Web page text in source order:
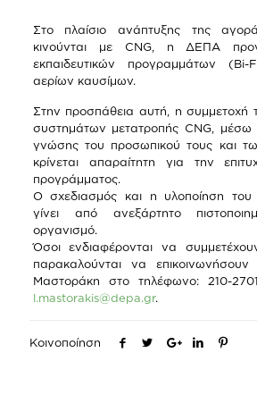
Στο πλαίσιο ανάπτυξης της
κινούνται με CNG, η ΔΕΠΑ
εκπαιδευτικών προγραμμάτων (Bi-
αερίων καυσίμων.
Στην προσπάθεια αυτή, η συμμετοχή
συστημάτων μετατροπής CNG, μέσω
γνώσης του προσωπικού τους και
κρίνεται απαραίτητη για την
προγράμματος.
Ο σχεδιασμός και η υλοποίηση
γίνει από ανεξάρτητο
οργανισμό.
Όσοι ενδιαφέρονται να
παρακαλούνται να
Μαστοράκη στο τηλέφωνο: 210-
l.mastorakis@depa.gr.
Κοινοποίηση